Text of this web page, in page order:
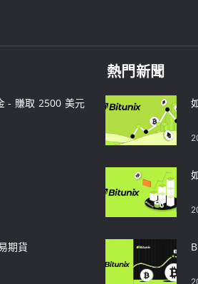
- 賺取 2500 美元
期貨
熱門新聞